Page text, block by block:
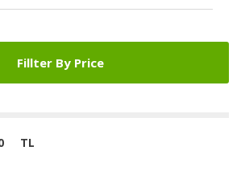
Fillter By Price
TL